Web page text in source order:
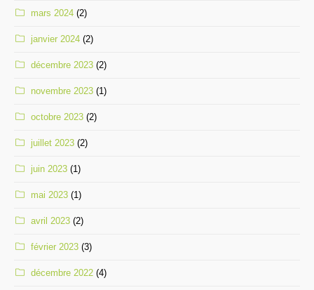
mars 2024 (2)
janvier 2024 (2)
décembre 2023 (2)
novembre 2023 (1)
octobre 2023 (2)
juillet 2023 (2)
juin 2023 (1)
mai 2023 (1)
avril 2023 (2)
février 2023 (3)
décembre 2022 (4)